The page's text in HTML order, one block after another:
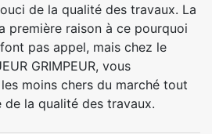
de la qualité des travaux. La
première raison à ce pourquoi
pas appel, mais chez le
GRIMPEUR, vous
moins chers du marché tout
de la qualité des travaux.